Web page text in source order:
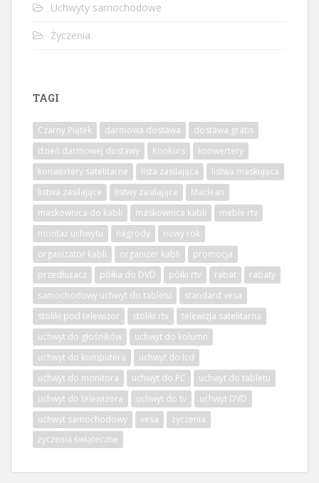
Uchwyty samochodowe
Życzenia
TAGI
Czarny Piątek darmowa dostawa
dostawa gratis
dzień darmowej dostawy
Konkurs
konwertery
konwertery satelitarne
lista zasilająca
listwa maskująca
listwa zasilające
listwy zasilające
Maclean
maskownica do kabli
maskownica kabli
meble rtv
montaż uchwytu
nagrody
nowy rok
organizator kabli
organizer kabli
promocja
przedłużacz
półka do DVD półki rtv rabat
rabaty
samochodowy uchwyt do tabletu
standard vesa
stoliki pod telewizor
stoliki rtv
telewizja satelitarna
uchwyt do głośników
uchwyt do kolumn
uchwyt do komputera
uchwyt do lcd
uchwyt do monitora
uchwyt do PC
uchwyt do tabletu
uchwyt do telewizora
uchwyt do tv
uchwyt DVD
uchwyt samochodowy
vesa
życzenia
życzenia świąteczne